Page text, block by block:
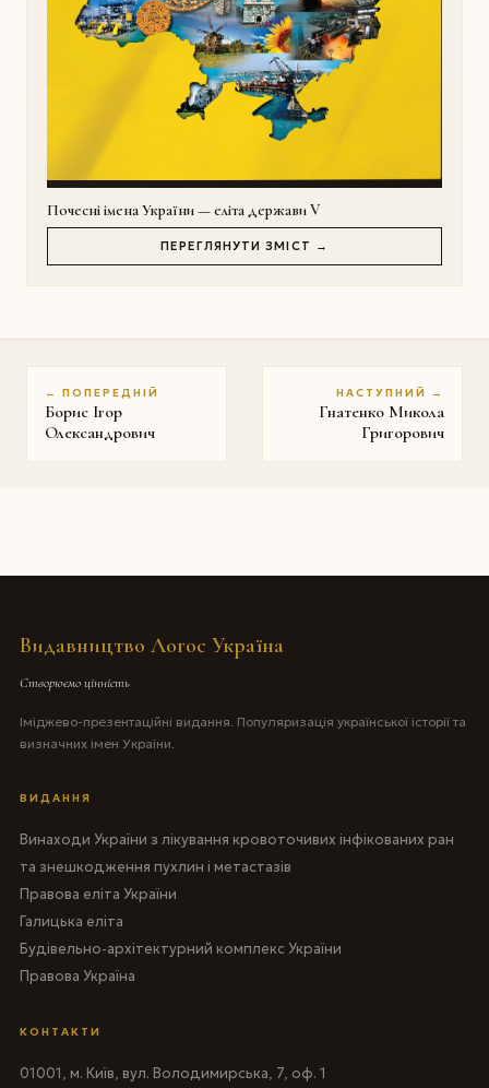
Почесні імена України — еліта держави V
ПЕРЕГЛЯНУТИ ЗМІСТ →
← ПОПЕРЕДНІЙ
Борис Ігор
Олександрович
НАСТУПНИЙ →
Гнатенко Микола
Григорович
Видавництво Логос Україна
Створюємо цінність
Іміджево-презентаційні видання. Популяризація української історії та
визначних імен України.
ВИДАННЯ
Винаходи України з лікування кровоточивих інфікованих ран
та знешкодження пухлин і метастазів
Правова еліта України
Галицька еліта
Будівельно-архітектурний комплекс України
Правова Україна
КОНТАКТИ
01001, м. Київ, вул. Володимирська, 7, оф. 1